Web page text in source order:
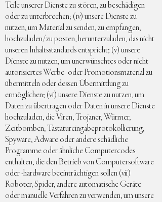
Teile unserer Dienste zu stören, zu beschädigen
oder zu unterbrechen; (iv) unsere Dienste zu
nutzen, um Material zu senden, zu empfangen,
hochzuladen/zu posten, herunterzuladen, das nicht
unseren Inhaltsstandards entspricht; (v) unsere
Dienste zu nutzen, um unerwünschtes oder nicht
autorisiertes Werbe- oder Promotionsmaterial zu
übermitteln oder dessen Übermittlung zu
ermöglichen; (vi) unsere Dienste zu nutzen, um
Daten zu übertragen oder Daten in unsere Dienste
hochzuladen, die Viren, Trojaner, Würmer,
Zeitbomben, Tastatureingabeprotokollierung,
Spyware, Adware oder andere schädliche
Programme oder ähnliche Computercodes
enthalten, die den Betrieb von Computersoftware
oder -hardware beeinträchtigen sollen (vii)
Roboter, Spider, andere automatische Geräte
oder manuelle Verfahren zu verwenden, um unsere